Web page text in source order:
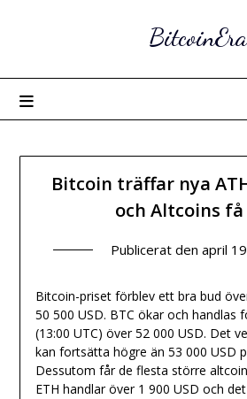
BitcoinEra
Bitcoin träffar nya
och Altcoins
Publicerat den april
Bitcoin-priset förblev ett bra bud
50 500 USD. BTC ökar och handlas
(13:00 UTC) över 52 000 USD. Det
kan fortsätta högre än 53 000 USD
Dessutom får de flesta större
ETH handlar över 1 900 USD och